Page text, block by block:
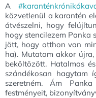
A
közvetlenül a karantén
átvészelni, hogy
hogy stencilezem Panka
jött, hogy otthon van
ha). Mutatom akkor
beköltözött. Hatalmas
szándékosan hagytam
szeretném. Ám
festményeit,